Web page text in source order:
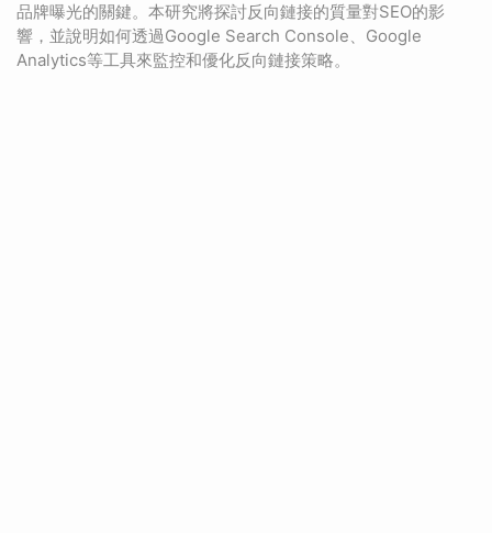
品牌曝光的關鍵。本研究將探討反向鏈接的質量對SEO的影
響，並說明如何透過Google Search Console、Google
Analytics等工具來監控和優化反向鏈接策略。